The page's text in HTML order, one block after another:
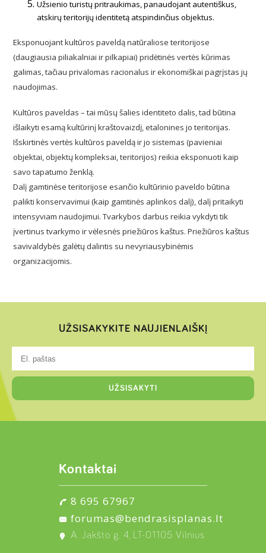
Užsienio turistų pritraukimas, panaudojant autentiškus,
atskirų teritorijų identitetą atspindinčius objektus.
Eksponuojant kultūros paveldą natūraliose teritorijose
(daugiausia piliakalniai ir pilkapiai) pridėtinės vertės kūrimas
galimas, tačiau privalomas racionalus ir ekonomiškai pagrįstas jų
naudojimas.
Kultūros paveldas – tai mūsų šalies identiteto dalis, tad būtina
išlaikyti esamą kultūrinį kraštovaizdį, etalonines jo teritorijas.
Išskirtinės vertės kultūros paveldą ir jo sistemas (pavieniai
objektai, objektų kompleksai, teritorijos) reikia eksponuoti kaip
savo tapatumo ženklą.
Dalį gamtinėse teritorijose esančio kultūrinio paveldo būtina
palikti konservavimui (kaip gamtinės aplinkos dalį), dalį pritaikyti
intensyviam naudojimui. Tvarkybos darbus reikia vykdyti tik
įvertinus tvarkymo ir vėlesnės priežiūros kaštus. Priežiūros kaštus
savivaldybės galėtų dalintis su nevyriausybinėmis
organizacijomis.
UŽSISAKYKITE NAUJIENLAIŠKĮ
Kontaktai
8 695 67967
forumas@bendrasisplanas.lt
A. Jakšto g. 4, LT-01105 Vilnius